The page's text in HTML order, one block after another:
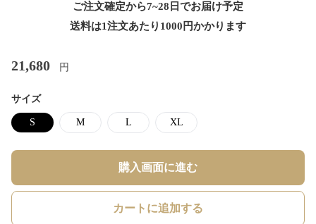
ご注文確定から7~28日でお届け予定
送料は1注文あたり 1000 円かかります
21,680 円
サイズ
S M L XL
購入画面に進む
カートに追加する